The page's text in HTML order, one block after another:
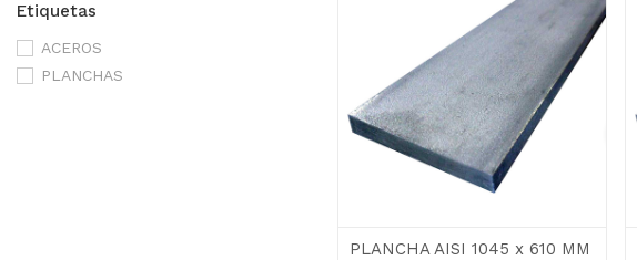
Etiquetas
ACEROS
PLANCHAS
PLANCHA AISI 1045 x 610 MM